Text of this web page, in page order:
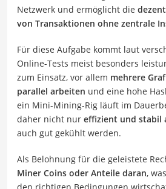
Netzwerk und ermöglicht die
von Transaktionen ohne zentrale
Für diese Aufgabe kommt laut
Online-Tests meist besonders
zum Einsatz, vor allem mehrere
parallel arbeiten und eine hohe
ein Mini-Mining-Rig läuft im
daher nicht nur effizient und stabil
auch gut gekühlt werden.
Als Belohnung für die geleistete
Miner Coins oder Anteile daran,
den richtigen Bedingungen